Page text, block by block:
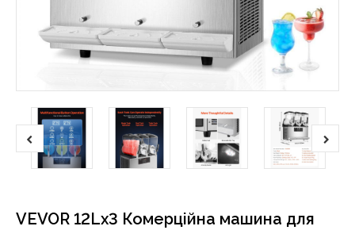
VEVOR 12Lx3 Комерційна машина для